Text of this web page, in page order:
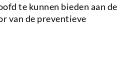
te kunnen bieden aan de
van de preventieve